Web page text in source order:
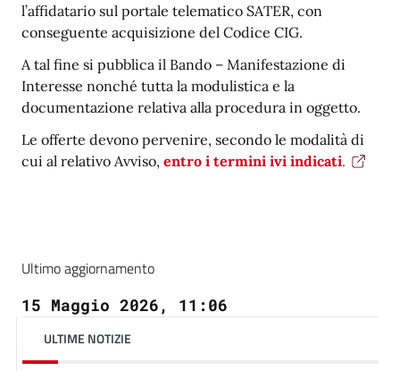
l’affidatario sul portale telematico SATER, con
conseguente acquisizione del Codice CIG.
A tal fine si pubblica il Bando – Manifestazione di
Interesse nonché tutta la modulistica e la
documentazione relativa alla procedura in oggetto.
Le offerte devono pervenire, secondo le modalità di
cui al relativo Avviso, entro i termini ivi indicati.
Ultimo aggiornamento
15 Maggio 2026, 11:06
ULTIME NOTIZIE